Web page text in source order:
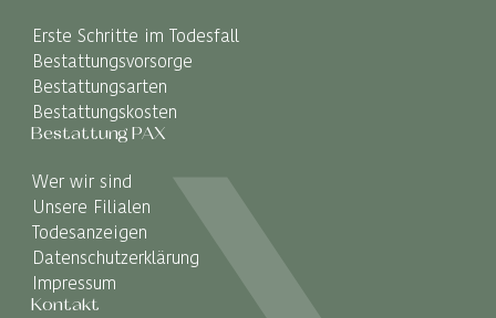
Erste Schritte im Todesfall
Bestattungsvorsorge
Bestattungsarten
Bestattungskosten
Bestattung PAX
Wer wir sind
Unsere Filialen
Todesanzeigen
Datenschutzerklärung
Impressum
Kontakt